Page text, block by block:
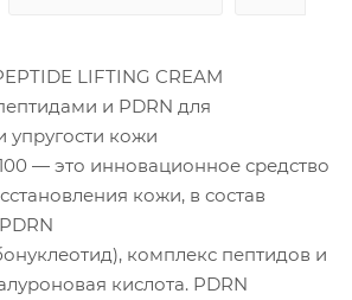
LIFTING CREAM
и PDRN для
упругости кожи
— это инновационное средство
кожи, в состав
комплекс пептидов и
кислота. PDRN